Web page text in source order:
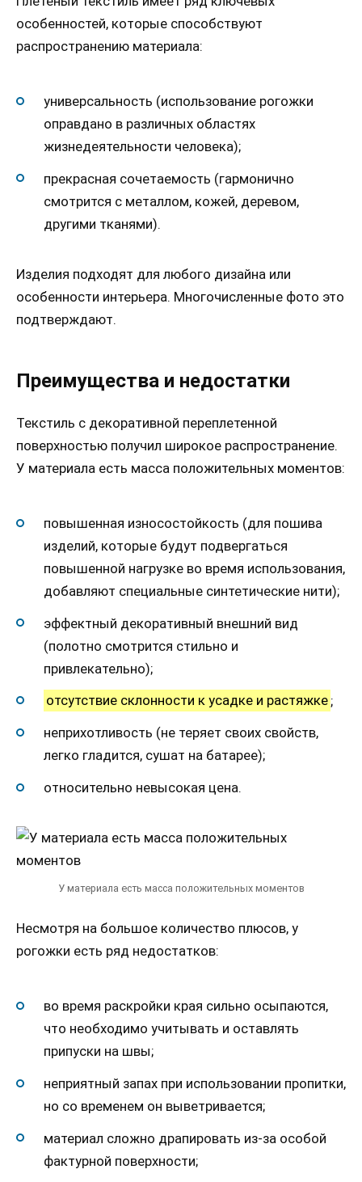
особенностей, которые способствуют
распространению материала:
универсальность (использование рогожки
оправдано в различных областях
жизнедеятельности человека);
прекрасная сочетаемость (гармонично
смотрится с металлом, кожей, деревом,
другими тканями).
Изделия подходят для любого дизайна или
особенности интерьера. Многочисленные фото это
подтверждают.
Преимущества и недостатки
Текстиль с декоративной переплетенной
поверхностью получил широкое распространение.
У материала есть масса положительных моментов:
повышенная износостойкость (для пошива
изделий, которые будут подвергаться
повышенной нагрузке во время использования,
добавляют специальные синтетические нити);
эффектный декоративный внешний вид
(полотно смотрится стильно и
привлекательно);
отсутствие склонности к усадке и растяжке ;
неприхотливость (не теряет своих свойств,
легко гладится, сушат на батарее);
относительно невысокая цена.
У материала есть масса положительных моментов
Несмотря на большое количество плюсов, у
рогожки есть ряд недостатков:
во время раскройки края сильно осыпаются,
что необходимо учитывать и оставлять
припуски на швы;
неприятный запах при использовании пропитки,
но со временем он выветривается;
материал сложно драпировать из-за особой
фактурной поверхности;